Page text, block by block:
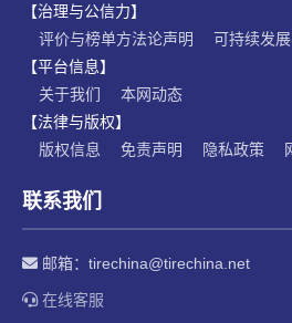
【治理与公信力】
评价与榜单方法论声明
可持续发
【平台信息】
关于我们
本网动态
【法律与版权】
版权信息
免责声明 隐私政策
联系我们
邮箱： tirechina@tirechina.net
在线客服